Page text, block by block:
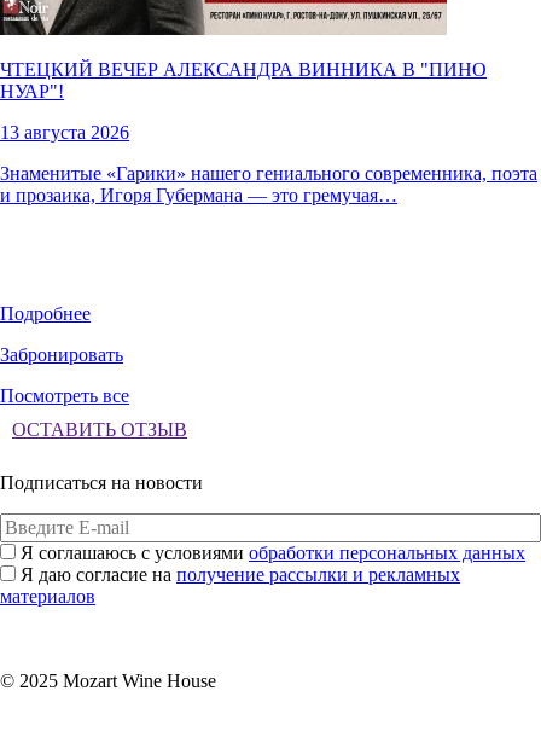
ЧТЕЦКИЙ ВЕЧЕР АЛЕКСАНДРА ВИННИКА В "ПИНО
НУАР"!
13 августа 2026
Знаменитые «Гарики» нашего гениального современника, поэта
и прозаика, Игоря Губермана — это гремучая…
Подробнее
Забронировать
Посмотреть все
ОСТАВИТЬ ОТЗЫВ
Подписаться на новости
Я соглашаюсь с условиями обработки персональных данных
Я даю согласие на получение рассылки и рекламных
материалов
© 2025 Mozart Wine House